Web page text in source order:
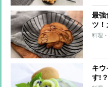
最強
ツ！
料理
キウ
す!